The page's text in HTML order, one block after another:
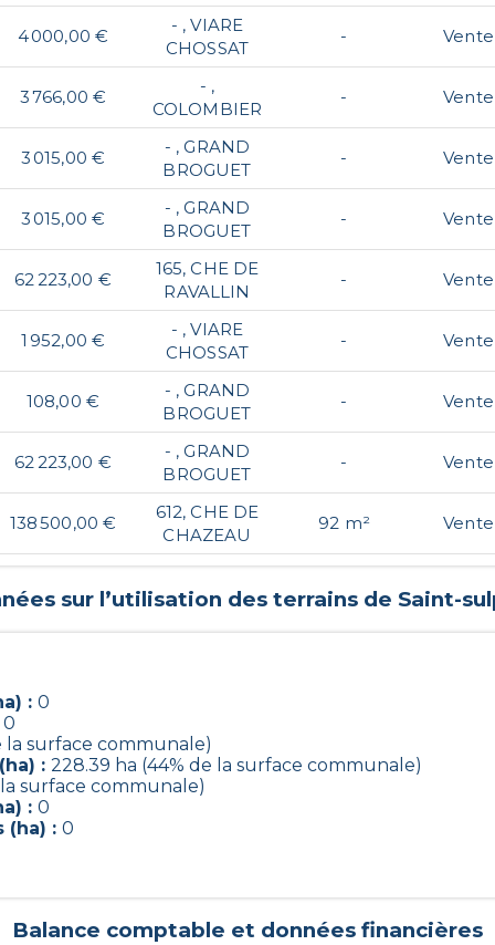
4 000,00 €
- , VIARE
CHOSSAT
- Vente
3 766,00 €
- ,
COLOMBIER
- Vente
3 015,00 €
- , GRAND
BROGUET
- Vente
3 015,00 €
- , GRAND
BROGUET
- Vente
62 223,00 €
165, CHE DE
RAVALLIN
- Vente
1 952,00 €
- , VIARE
CHOSSAT
- Vente
108,00 €
- , GRAND
BROGUET
- Vente
62 223,00 €
- , GRAND
BROGUET
- Vente
138 500,00 €
612, CHE DE
CHAZEAU
92 m² Vente
sur l’utilisation des terrains de Saint-
: 0
0
la surface communale)
: 228.39 ha (44% de la surface communale)
la surface communale)
: 0
(ha) : 0
Balance comptable et données financières